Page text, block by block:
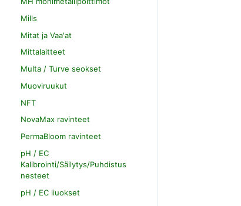
Mills
Mitat ja Vaa'at
Mittalaitteet
Multa / Turve seokset
Muoviruukut
NFT
NovaMax ravinteet
PermaBloom ravinteet
pH / EC
Kalibrointi/Säilytys/Puhdistus
nesteet
pH / EC liuokset